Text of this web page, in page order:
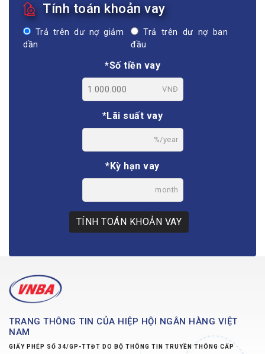
Tính toán khoản vay
Trả trên dư nợ giảm
dần
Trả trên dư nợ ban
đầu
*Số tiền vay
VNĐ
*Lãi suất vay
%/year
*Kỳ hạn vay
month
TÍNH TOÁN KHOẢN VAY
TRANG THÔNG TIN CỦA HIỆP HỘI NGÂN HÀNG VIỆT
NAM
GIẤY PHÉP SỐ 34/GP-TTĐT DO BỘ THÔNG TIN TRUYỀN THÔNG CẤP